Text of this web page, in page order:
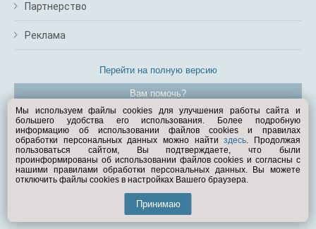
Партнерство
Реклама
Перейти на полную версию
Вам помочь?
© Exist.ru 1998—2026
Мы используем файлы cookies для улучшения работы сайта и
большего удобства его использования. Более подробную
информацию об использовании файлов cookies и правилах
обработки персональных данных можно найтиздесь. Продолжая
пользоваться сайтом, Вы подтверждаете, что были
проинформированы об использовании файлов cookies и согласны с
нашими правилами обработки персональных данных. Вы можете
отключить файлы cookies в настройках Вашего браузера.
Принимаю